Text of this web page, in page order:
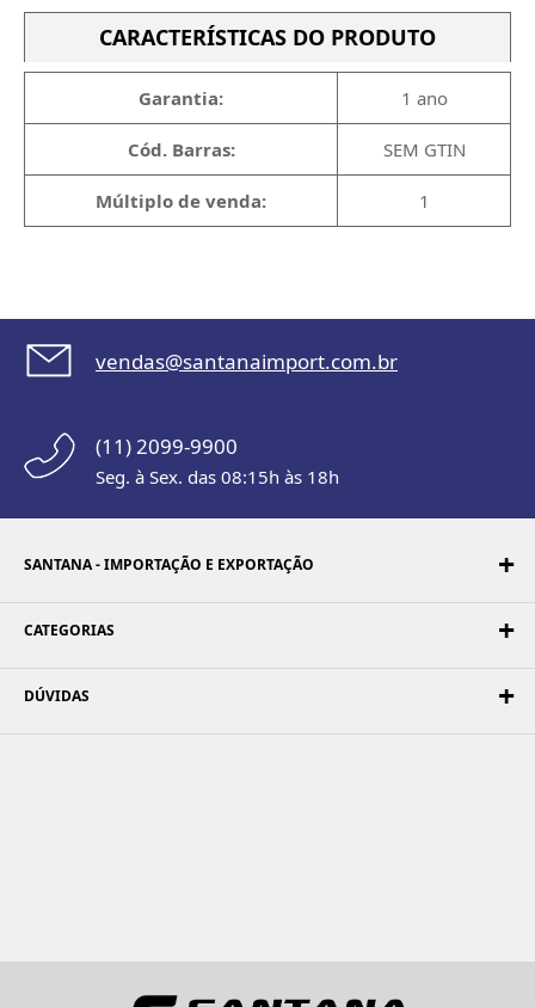
CARACTERÍSTICAS DO PRODUTO
Garantia: 1 ano
Cód. Barras: SEM GTIN
Múltiplo de venda: 1
vendas@santanaimport.com.br
(11) 2099-9900
Seg. à Sex. das 08:15h às 18h
SANTANA - IMPORTAÇÃO E EXPORTAÇÃO
CATEGORIAS
DÚVIDAS